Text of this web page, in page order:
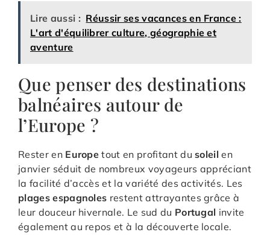
Lire aussi : Réussir ses vacances en France :
L'art d'équilibrer culture, géographie et
aventure
Que penser des destinations
balnéaires autour de
l’Europe ?
Rester en Europe tout en profitant dusoleil en
janvier séduit de nombreux voyageurs appréciant
la facilité d’accès et la variété des activités. Les
plages espagnoles restent attrayantes grâce à
leur douceur hivernale. Le sud du Portugal invite
également au repos et à la découverte locale.